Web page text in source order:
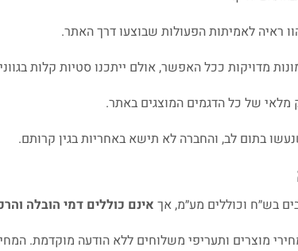
ראיה לאמיתות הפעולות שבוצעו דרך האתר.
מדויקות ככל האפשר, אולם ייתכנו סטיות קלות
מלאי של כל הדגמים המוצגים באתר.
בתום לב, והחברה לא תישא באחריות בגין קרותם.
בש״ח וכוללים מע״מ, אך אינם כוללים דמי הובלה
מוצרים ותעריפי משלוחים ללא הודעה מוקדמת.